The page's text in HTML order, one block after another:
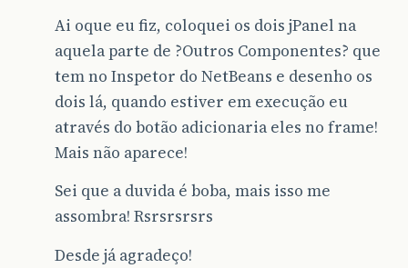
Ai oque eu fiz, coloquei os dois jPanel na
aquela parte de ?Outros Componentes? que
tem no Inspetor do NetBeans e desenho os
dois lá, quando estiver em execução eu
através do botão adicionaria eles no frame!
Mais não aparece!
Sei que a duvida é boba, mais isso me
assombra! Rsrsrsrsrs
Desde já agradeço!